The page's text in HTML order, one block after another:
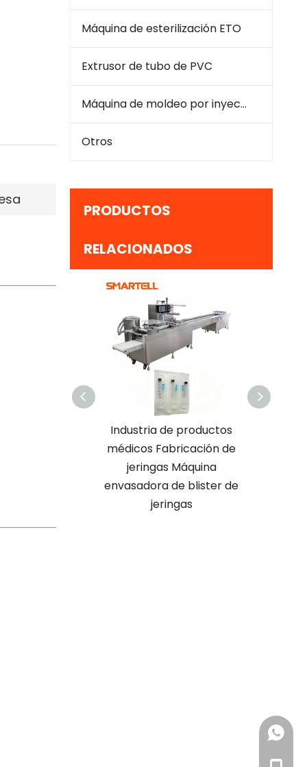
Máquina de esterilización ETO
Extrusor de tubo de PVC
Máquina de moldeo por inyección de plástico
Otros
PRODUCTOS
RELACIONADOS
Industria de productos
médicos Fabricación de
envasadora de blister de
Máquina de ensamblaje
de jeringa desechable
con máquina de
ensamblaje de alta
velocidad de jeringa de
+86